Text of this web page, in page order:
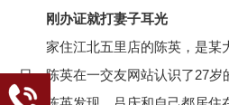
刚办证就打妻子耳光
家住江北五里店的陈英，是某
日，陈英在一交友网站认识了27岁